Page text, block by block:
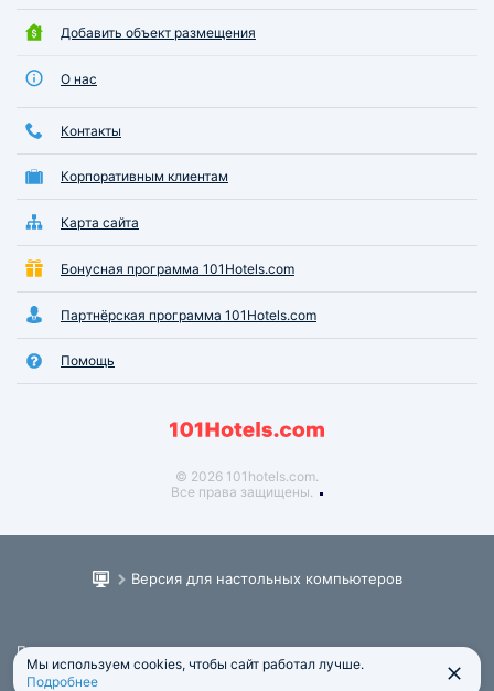
Добавить объект размещения
О нас
Контакты
Корпоративным клиентам
Карта сайта
Бонусная программа 101Hotels.com
Партнёрская программа 101Hotels.com
Помощь
© 2026 101hotels.com.
Все права защищены.
Версия для настольных компьютеров
Пользовательское соглашение
Юридическая информация
Мы используем cookies, чтобы сайт работал лучше.
Подробнее